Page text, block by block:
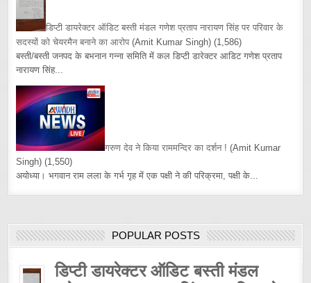
डिप्टी डायरेक्टर ऑडिट बस्ती मंडल गणेश प्रताप नारायण सिंह पर परिवार के
सदस्यों को चेयरमैन बनाने का आरोप (Amit Kumar Singh) (1,586)
बस्ती/बस्ती जनपद के बभनान गन्ना समिति में कल डिप्टी डारेक्टर आडिट गणेश प्रताप
नारायण सिंह...
गरुण देव ने किया राममन्दिर का दर्शन ! (Amit Kumar
Singh) (1,550)
अयोध्या। भगवान राम लला के गर्भ गृह में एक पक्षी ने की परिक्रमा, पक्षी के...
POPULAR POSTS
डिप्टी डायरेक्टर ऑडिट बस्ती मंडल